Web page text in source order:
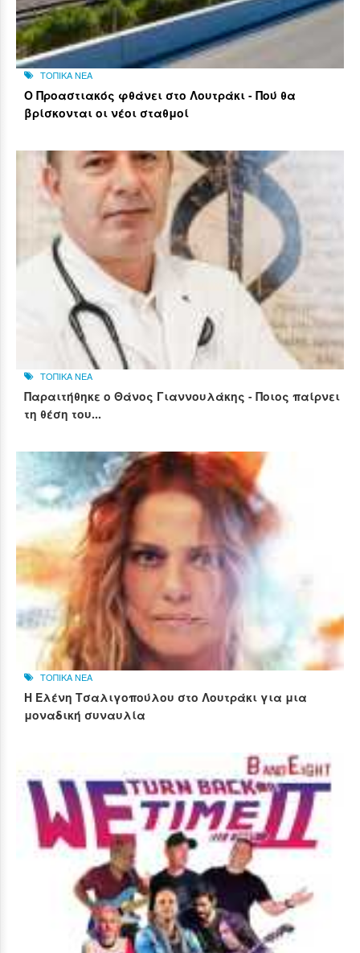
ΤΟΠΙΚΑ ΝΕΑ
Ο Προαστιακός φθάνει στο Λουτράκι - Πού θα
βρίσκονται οι νέοι σταθμοί
ΤΟΠΙΚΑ ΝΕΑ
Παραιτήθηκε ο Θάνος Γιαννουλάκης - Ποιος παίρνει
τη θέση του...
ΤΟΠΙΚΑ ΝΕΑ
Η Ελένη Τσαλιγοπούλου στο Λουτράκι για μια
μοναδική συναυλία